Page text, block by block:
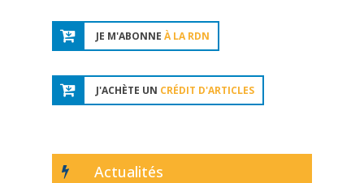
JE M'ABONNE À LA RDN
J'ACHÈTE UN CRÉDIT D'ARTICLES
Actualités